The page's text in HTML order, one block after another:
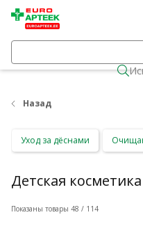
Назад
Уход за дёснами
Детская косметика
Показаны товары 48 / 114